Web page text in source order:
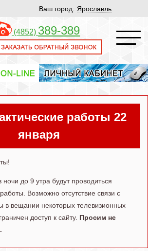
Ваш город: Ярославль
(4852) 389-389
работы 22
января
ночи до 9 утра будут проводиться
Возможно отсутствие связи с
в вещании некоторых телевизионных
доступ к сайту. Просим не